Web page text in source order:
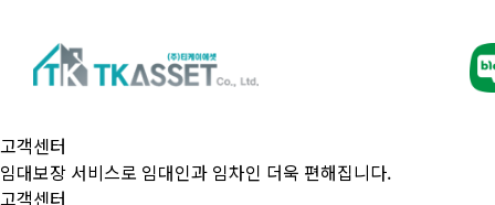
고객센터
임대보장 서비스로 임대인과 임차인 더욱 편해집니다.
고객센터